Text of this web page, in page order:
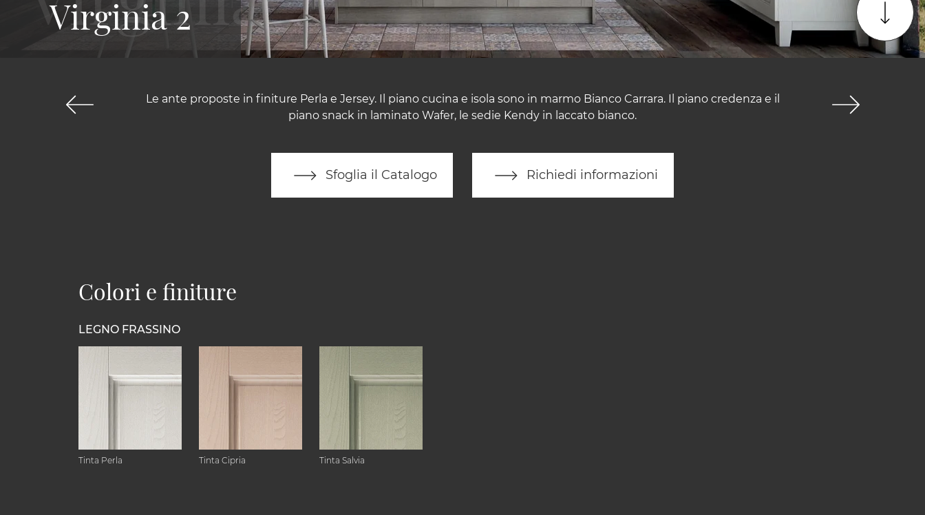
Le ante proposte in finiture Perla e Jersey. Il piano cucina e isola sono in marmo Bianco Carrara. Il piano credenza e il
piano snack in laminato Wafer, le sedie Kendy in laccato bianco.
Sfoglia il Catalogo Richiedi informazioni
Virginia 2
Colori e finiture
LEGNO FRASSINO
Tinta Perla Tinta Cipria Tinta Salvia